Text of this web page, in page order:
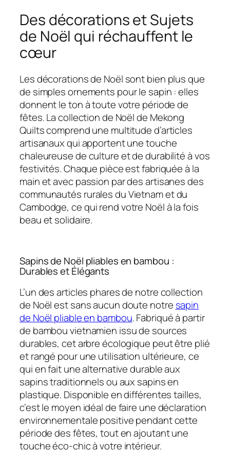
Des décorations et Sujets
de Noël qui réchauffent le
cœur
Les décorations de Noël sont bien plus que
de simples ornements pour le sapin : elles
donnent le ton à toute votre période de
fêtes. La collection de Noël de Mekong
Quilts comprend une multitude d’articles
artisanaux qui apportent une touche
chaleureuse de culture et de durabilité à vos
festivités. Chaque pièce est fabriquée à la
main et avec passion par des artisanes des
communautés rurales du Vietnam et du
Cambodge, ce qui rend votre Noël à la fois
beau et solidaire.
Sapins de Noël pliables en bambou :
Durables et Élégants
L’un des articles phares de notre collection
de Noël est sans aucun doute notre sapin
de Noël pliable en bambou. Fabriqué à partir
de bambou vietnamien issu de sources
durables, cet arbre écologique peut être plié
et rangé pour une utilisation ultérieure, ce
qui en fait une alternative durable aux
sapins traditionnels ou aux sapins en
plastique. Disponible en différentes tailles,
c’est le moyen idéal de faire une déclaration
environnementale positive pendant cette
période des fêtes, tout en ajoutant une
touche éco-chic à votre intérieur.